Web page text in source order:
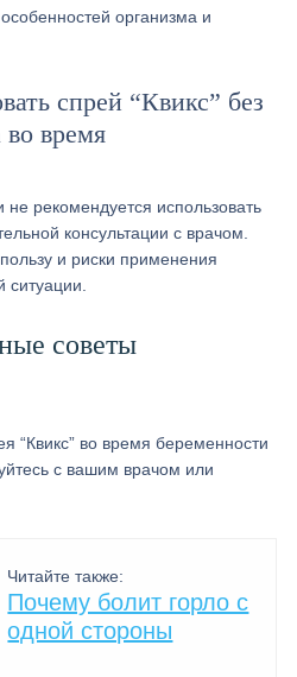
организма и
спрей “Квикс” без
во время
рекомендуется использовать
консультации с врачом.
и риски применения
ситуации.
советы
“Квикс” во время беременности
с вашим врачом или
Читайте также:
Почему болит горло с
одной стороны